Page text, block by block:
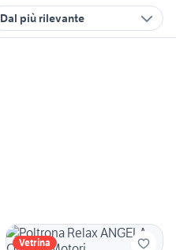
Dal più rilevante
Vetrina